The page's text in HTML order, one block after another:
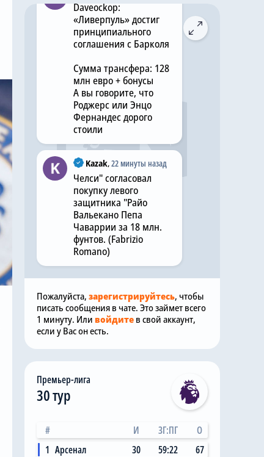
Daveockop:
«Ливерпуль» достиг
принципиального
соглашения с Барколя
Сумма трансфера: 128
млн евро + бонусы
А вы говорите, что
Роджерс или Энцо
Фернандес дорого
стоили
Kazak,22 минуты назад
Челси" согласовал
покупку левого
защитника "Райо
Вальекано Пепа
Чаваррии за 18 млн.
фунтов. (Fabrizio
Romano)
Пожалуйста, зарегистрируйтесь, чтобы
писать сообщения в чате. Это займет всего
1 минуту. Или войдите в свой аккаунт,
если у Вас он есть.
Премьер-лига
30 тур
# И ЗГ:ПГ
О
1 Арсенал 30 59:22
67